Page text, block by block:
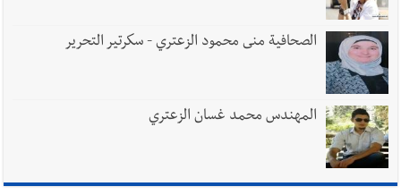
بسبب الإزعاج الصوتي
أخبار صيدا
august ...مطلوب موظفة للعمل في الأكاديمية الدولية لبناء
القدرات -صيدا
الصحافية منى محمود الزعتري - سكرتير التحرير
المهندس محمد غسان الزعتري